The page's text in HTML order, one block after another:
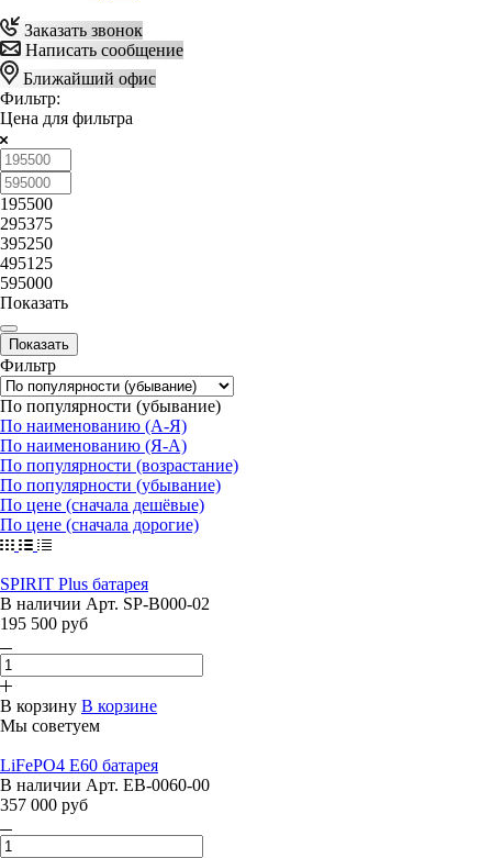
Заказать звонок
Написать сообщение
Ближайший офис
Фильтр:
Цена для фильтра
195500
295375
395250
495125
595000
Показать
Фильтр
По популярности (убывание)
По наименованию (А-Я)
По наименованию (Я-А)
По популярности (возрастание)
По популярности (убывание)
По цене (сначала дешёвые)
По цене (сначала дорогие)
SPIRIT Plus батарея
В наличии Арт. SP-B000-02
195 500 руб
В корзину В корзине
Мы советуем
LiFePO4 E60 батарея
В наличии Арт. EB-0060-00
357 000 руб